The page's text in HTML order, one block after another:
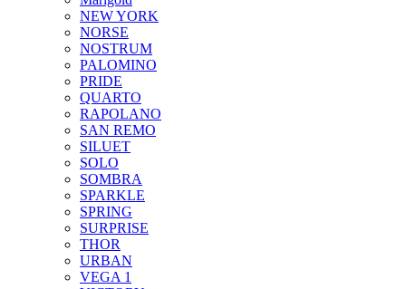
NEW YORK
NORSE
NOSTRUM
PALOMINO
PRIDE
QUARTO
RAPOLANO
SAN REMO
SILUET
SOLO
SOMBRA
SPARKLE
SPRING
SURPRISE
THOR
URBAN
VEGA 1